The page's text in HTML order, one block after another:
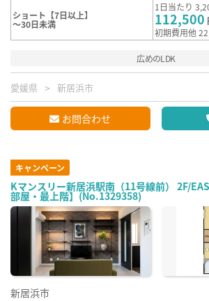
ショート【7日以上】
～30日未満
1日当たり
112,500
初期費用他
広めのLDK
愛媛県 新居浜市
お問合わせ
キャンペーン
Kマンスリー新居浜駅南（11号線前） 2F/
部屋・最上階】(No.1329358)
新居浜市